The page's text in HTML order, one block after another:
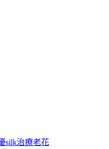
silk治療老花